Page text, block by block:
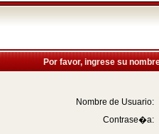
Por favor, ingrese su
Nombre de Usuario:
Contrase�a: